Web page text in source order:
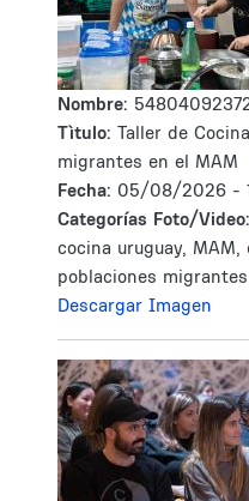
Nombre:
Tìtulo: Taller de
migrantes en el MAM
Fecha: 05/08/2026 -
Categorías Foto/Video:
cocina uruguay,
poblaciones migrantes
Descargar Imagen